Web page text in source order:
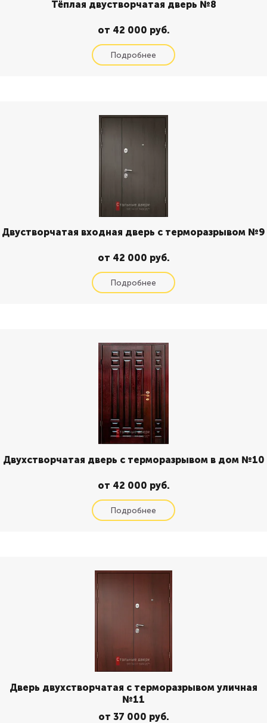
Тёплая двустворчатая дверь №8
от 42 000 руб.
Двустворчатая входная дверь с терморазрывом №9
от 42 000 руб.
Двухстворчатая дверь с терморазрывом в дом №10
от 42 000 руб.
Дверь двухстворчатая с терморазрывом уличная
№11
от 37 000 руб.